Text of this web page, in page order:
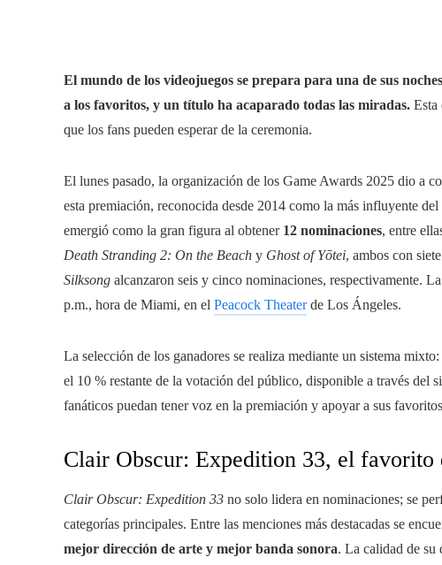
El mundo de los videojuegos se prepara para una de sus
a los favoritos, y un título ha acaparado todas las miradas. Esta
que los fans pueden esperar de la ceremonia.
El lunes pasado, la organización de los Game Awards 2025 dio a
esta premiación, reconocida desde 2014 como la más influyente del
emergió como la gran figura al obtener 12 nominaciones, entre
Death Stranding 2: On the Beach y Ghost of Yōtei, ambos con
Silksong alcanzaron seis y cinco nominaciones, respectivamente.
p.m., hora de Miami, en el Peacock Theaterde Los Ángeles.
La selección de los ganadores se realiza mediante un sistema
el 10 % restante de la votación del público, disponible a través del
fanáticos puedan tener voz en la premiación y apoyar a sus
Clair Obscur: Expedition 33, el favorito
Clair Obscur: Expedition 33 no solo lidera en nominaciones; se
categorías principales. Entre las menciones más destacadas se
mejor dirección de arte y mejor banda sonora. La calidad de su